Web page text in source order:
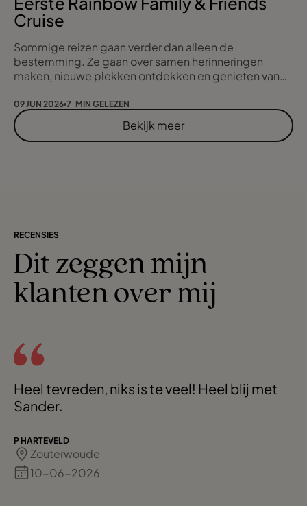
Cruise
Sommige reizen gaan verder dan alleen de
bestemming. Ze gaan over samen herinneringen
maken, nieuwe plekken ontdekken en genieten van
Daarom ben ik ontzettend trots om mijn allereerste
Rainbow Family & Friends Cruise te presenteren.
09 JUN 2026 7 MIN GELEZEN
Bekijk meer
RECENSIES
Dit zeggen mijn
klanten over mij
Heel tevreden, niks is te veel! Heel blij met
Sander.
P HARTEVELD
Zouterwoude
10-06-2026